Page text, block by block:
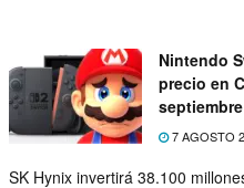
Nintendo
precio en
septiembre
7 AGOSTO
SK Hynix invertirá 38.100